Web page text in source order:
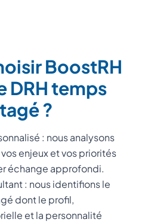
BoostRH
DRH temps
?
: nous analysons
enjeux et vos priorités
échange approfondi.
: nous identifions le
dont le profil,
et la personnalité